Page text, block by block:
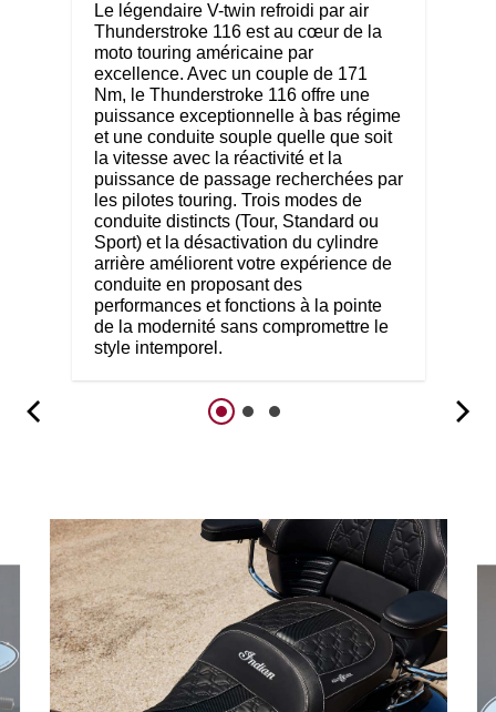
Le légendaire V-twin refroidi par air
Thunderstroke 116 est au cœur de la
moto touring américaine par
excellence. Avec un couple de 171
Nm, le Thunderstroke 116 offre une
puissance exceptionnelle à bas régime
et une conduite souple quelle que soit
la vitesse avec la réactivité et la
puissance de passage recherchées par
les pilotes touring. Trois modes de
conduite distincts (Tour, Standard ou
Sport) et la désactivation du cylindre
arrière améliorent votre expérience de
conduite en proposant des
performances et fonctions à la pointe
de la modernité sans compromettre le
style intemporel.